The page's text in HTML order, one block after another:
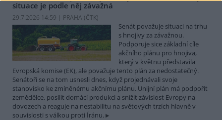
situace je podle něj závažná
29.7.2026 14:59 | PRAHA (ČTK)
Senát považuje situaci na trhu
s hnojivy za závažnou.
Podporuje sice základní cíle
akčního plánu pro hnojiva,
který v květnu představila
Evropská komise (EK), ale považuje tento plán za nedostatečný.
Senátoři se na tom usnesli dnes, když projednávali svoje
stanovisko ke zmíněnému akčnímu plánu. Unijní plán má podpořit
zemědělce, posílit domácí produkci a snížit závislost Evropy na
dovozech a reaguje na nestabilitu na světových trzích hlavně v
souvislosti s válkou proti Íránu.